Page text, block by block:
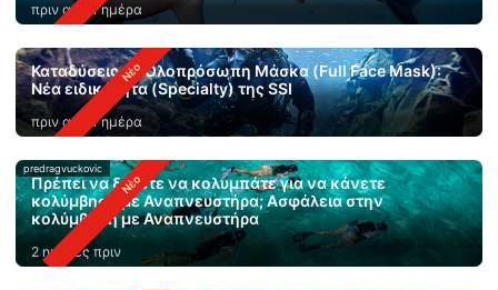
πριν από 1 ημέρα
Καταδύσεις με Ολοπρόσωπη Μάσκα (Full Face Mask):
Νέα ειδικότητα (Specialty) της SSI
πριν από 1 ημέρα
predragvuckovic
Πρέπει να ξέρετε να κολυμπάτε για να κάνετε
κολύμβηση με Αναπνευστήρα; Ασφάλεια στην
κολύμβηση με Αναπνευστήρα
2 ημέρες πριν